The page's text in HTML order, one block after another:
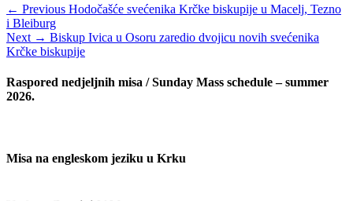
Navigacija
objava
← Previous Previous
Hodočašće svećenika Krčke biskupije u Macelj, Tezno
i Bleiburg
Next → Next
post:
Biskup Ivica u Osoru zaredio dvojicu novih svećenika
Krčke biskupije
Raspored nedjeljnih misa / Sunday Mass schedule – summer
2026.
Misa na engleskom jeziku u Krku